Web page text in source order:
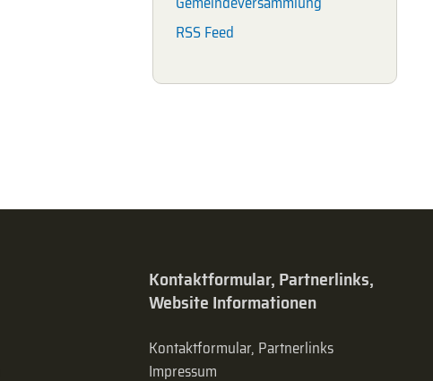
RSS Feed
Kontaktformular, Partnerlinks,
Website Informationen
Kontaktformular, Partnerlinks
Impressum